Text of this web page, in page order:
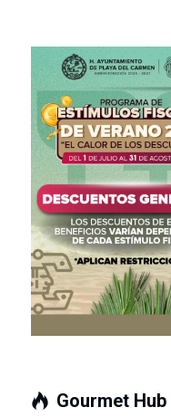
Gourmet Hub